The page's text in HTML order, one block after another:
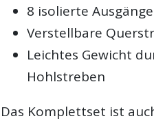
8 isolierte Ausgänge
Verstellbare
Leichtes Gewicht
Hohlstreben
Das Komplettset ist